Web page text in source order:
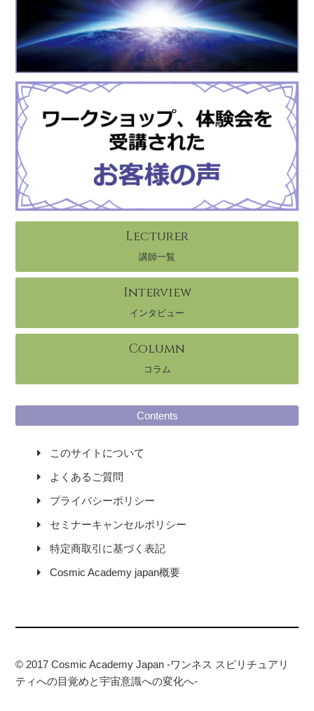
Lecturer
講師一覧
Interview
インタビュー
Column
コラム
Contents
このサイトについて
よくあるご質問
プライバシーポリシー
セミナーキャンセルポリシー
特定商取引に基づく表記
Cosmic Academy japan概要
© 2017 Cosmic Academy Japan -ワンネス スピリチュアリ
ティへの目覚めと宇宙意識への変化へ-